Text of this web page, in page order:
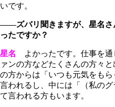
いです。
――ズバリ聞きますが、星名さ
ったですか？
星名
よかったです。仕事を通
ァンの方などたくさんの方々
の方からは「いつも元気をも
言われるし、中には「（私の
て言われる方もいます。